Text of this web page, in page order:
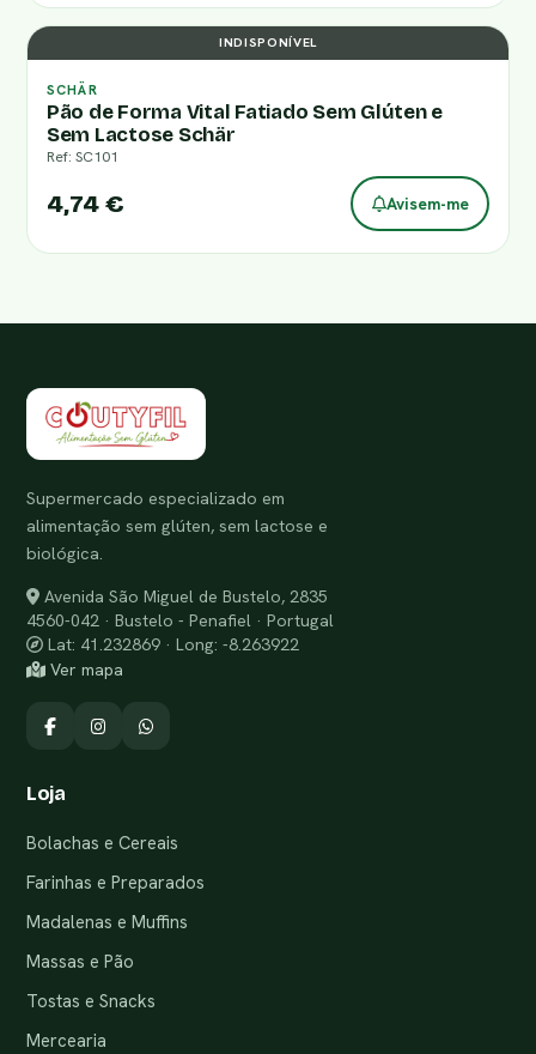
INDISPONÍVEL
SCHÄR
Pão de Forma Vital Fatiado Sem Glúten e
Sem Lactose Schär
Ref: SC101
4,74 € Avisem-me
Supermercado especializado em
alimentação sem glúten, sem lactose e
biológica.
Avenida São Miguel de Bustelo, 2835
4560-042 · Bustelo - Penafiel · Portugal
Lat: 41.232869 · Long: -8.263922
Ver mapa
Loja
Bolachas e Cereais
Farinhas e Preparados
Madalenas e Muffins
Massas e Pão
Tostas e Snacks
Mercearia